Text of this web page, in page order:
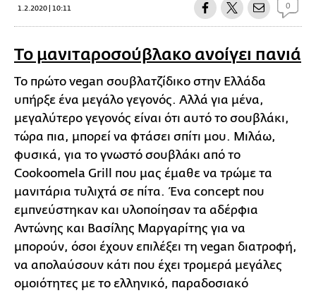
1.2.2020 | 10:11 0
Το μανιταροσούβλακο ανοίγει πανιά
Το πρώτο vegan σουβλατζίδικο στην Ελλάδα
υπήρξε ένα μεγάλο γεγονός. Αλλά για μένα,
μεγαλύτερο γεγονός είναι ότι αυτό το σουβλάκι,
τώρα πια, μπορεί να φτάσει σπίτι μου. Μιλάω,
φυσικά, για το γνωστό σουβλάκι από το
Cookoomela Grill που μας έμαθε να τρώμε τα
μανιτάρια τυλιχτά σε πίτα. Ένα concept που
εμπνεύστηκαν και υλοποίησαν τα αδέρφια
Αντώνης και Βασίλης Μαργαρίτης για να
μπορούν, όσοι έχουν επιλέξει τη vegan διατροφή,
να απολαύσουν κάτι που έχει τρομερά μεγάλες
ομοιότητες με το ελληνικό, παραδοσιακό